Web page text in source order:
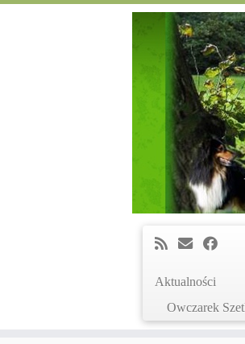
Aktualności
Owczarek